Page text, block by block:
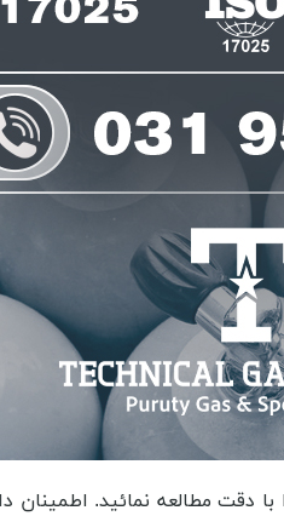
با دقت مطالعه نمائید.